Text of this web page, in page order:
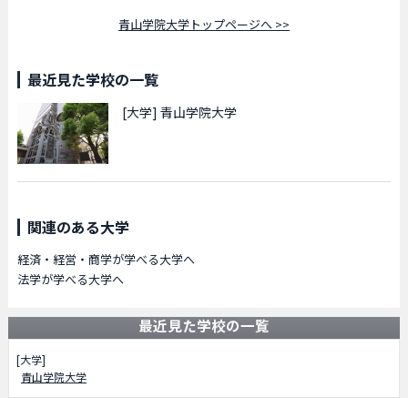
青山学院大学トップページへ >>
最近見た学校の一覧
[大学] 青山学院大学
関連のある大学
経済・経営・商学が学べる大学へ
法学が学べる大学へ
最近見た学校の一覧
[大学]
青山学院大学